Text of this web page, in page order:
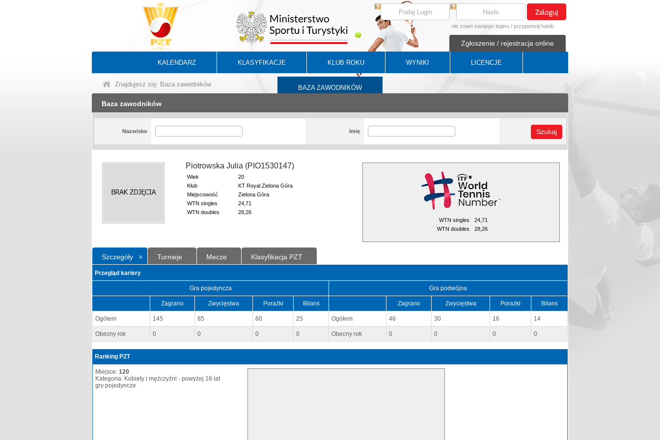
nie znam swojego loginu / przypomnij hasło
Zgłoszenie / rejestracja online
KALENDARZ KLASYFIKACJE KLUB ROKU WYNIKI LICENCJE
BAZA ZAWODNIKÓW
Znajdujesz się: Baza zawodników
Baza zawodników
Nazwisko Imię Szukaj
Piotrowska Julia (PIO1530147)
Wiek
20
Klub
KT Royal Zielona Góra
Miejscowość
Zielona Góra
WTN singles
24,71
WTN doubles
28,26
WTN singles
24,71
WTN doubles
28,26
Szczegóły Turnieje Mecze Klasyfikacja PZT
Przegląd kariery
Gra pojedyncza Gra podwójna
Zagrano Zwycięstwa Porażki Bilans Zagrano Zwycięstwa Porażki Bilans
Ogółem 145 85 60 25 Ogółem 46 30 16 14
Obecny rok 0 0 0 0 Obecny rok 0 0 0 0
Ranking PZT
Miejsce: 120
Kategoria: Kobiety i mężczyźni - powyżej 18 lat
gry pojedyncze